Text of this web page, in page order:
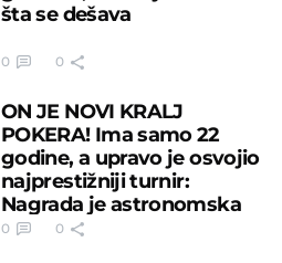
šta se dešava
0 0
ON JE NOVI KRALJ
POKERA! Ima samo 22
godine, a upravo je osvojio
najprestižniji turnir:
Nagrada je astronomska
0 0